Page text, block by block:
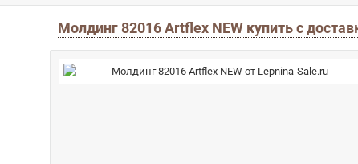
Молдинг 82016 Artflex NEW купить с